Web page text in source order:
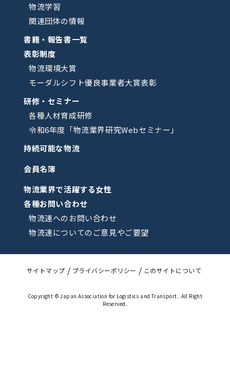
物流学習
関連団体の情報
書籍・報告書一覧
表彰制度
物流環境大賞
モーダルシフト優良事業者大賞表彰
研修・セミナー
各種人材育成研修
令和6年度「物流業界研究Webセミナー」
持続可能な物流
会員名簿
物流業界で活躍する女性
各種お問い合わせ
物流連へのお問い合わせ
物流連についてのご意見やご要望
サイトマップ プライバシーポリシー このサイトについて
Copyright © Japan Association for Logistics and Transport . All Right
Reserved.